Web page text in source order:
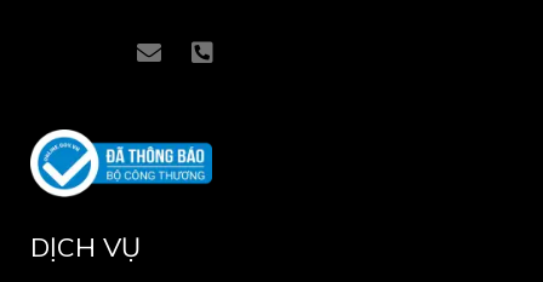
-
f
a
c
b
i
n
a
n
o
p
h
-
s
DỊCH VỤ